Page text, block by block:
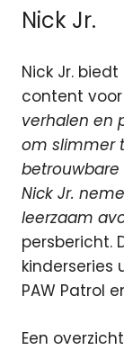
Nick Jr.
Nick Jr.
content
verhalen en
om slimmer
betrouwbare
Nick Jr.
leerzaam
persbericht.
kinderseries
PAW Patrol
Een